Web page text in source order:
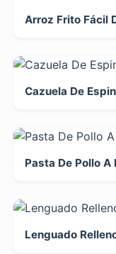
Arroz Frito Fácil
Cazuela De
Pasta De Pollo A
Lenguado